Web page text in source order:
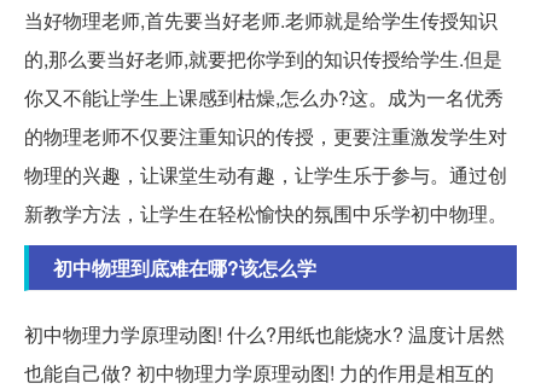
当好物理老师,首先要当好老师.老师就是给学生传授知识
的,那么要当好老师,就要把你学到的知识传授给学生.但是
你又不能让学生上课感到枯燥,怎么办?这。成为一名优秀
的物理老师不仅要注重知识的传授，更要注重激发学生对
物理的兴趣，让课堂生动有趣，让学生乐于参与。通过创
新教学方法，让学生在轻松愉快的氛围中乐学初中物理。
初中物理到底难在哪?该怎么学
初中物理力学原理动图! 什么?用纸也能烧水? 温度计居然
也能自己做? 初中物理力学原理动图! 力的作用是相互的